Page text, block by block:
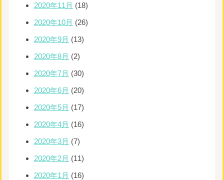
2020年11月 (18)
2020年10月 (26)
2020年9月 (13)
2020年8月 (2)
2020年7月 (30)
2020年6月 (20)
2020年5月 (17)
2020年4月 (16)
2020年3月 (7)
2020年2月 (11)
2020年1月 (16)